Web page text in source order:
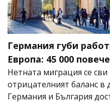
Германия губи
Европа: 45 000
Нетната миграция се
отрицателният баланс
Германия и България